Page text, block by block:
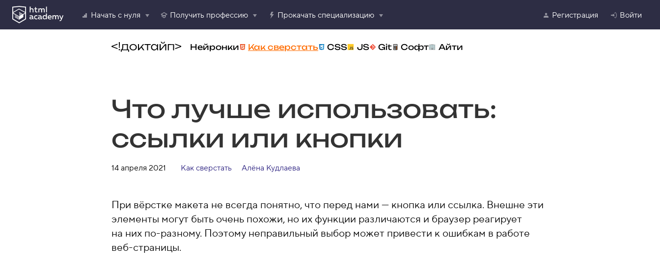
Начать с нуля Получить профессию Прокачать специализацию Регистрация Войти
Нейронки Как сверстать CSS JS Git Софт Айти
Что лучше использовать:
ссылки или кнопки
14 апреля 2021 Как сверстать Алёна Кудлаева
При вёрстке макета не всегда понятно, что перед нами — кнопка или ссылка. Внешне эти
элементы могут быть очень похожи, но их функции различаются и браузер реагирует
на них по-разному. Поэтому неправильный выбор может привести к ошибкам в работе
веб-страницы.